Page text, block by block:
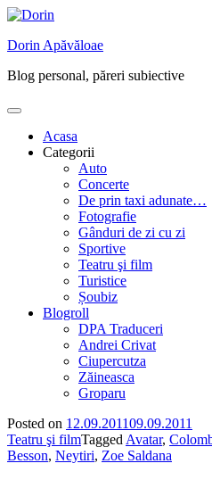
Skip
content
Dorin Apăvăloae
Blog personal, păreri subiective
Acasa
Categorii
Auto
Concerte
De prin taxi adunate…
Fotografie
Gânduri de zi cu zi
Sportive
Teatru şi film
Turistice
Șoubiz
Blogroll
DPA Traduceri
Andrei Crivat
Ciupercutza
Zăineasca
Groparu
Posted on 12.09.201109.09.2011
Teatru şi filmTagged Avatar,
Besson, Neytiri, Zoe Saldana